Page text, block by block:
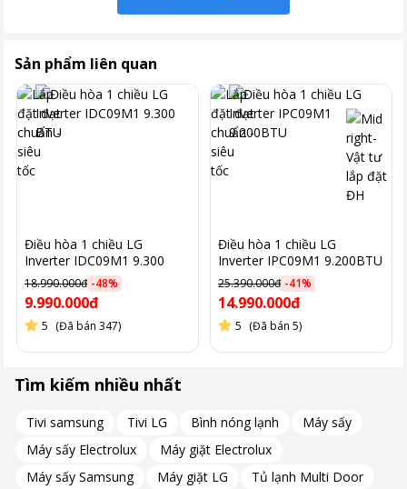
Sản phẩm liên quan
Điều hòa 1 chiều LG
Inverter IDC09M1 9.300
BTU
18.990.000đ -48%
9.990.000đ
5 (Đã bán 347)
Điều hòa 1 chiều LG
Inverter IPC09M1 9.200BTU
25.390.000đ -41%
14.990.000đ
5 (Đã bán 5)
Tìm kiếm nhiều nhất
Tivi samsung Tivi LG Bình nóng lạnh
Máy sấy
Máy sấy Electrolux
Máy giặt Electrolux
Máy sấy Samsung
Máy giặt LG
Tủ lạnh Multi Door